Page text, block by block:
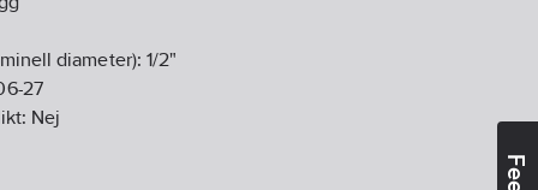
diameter):1/2"
27
Nej